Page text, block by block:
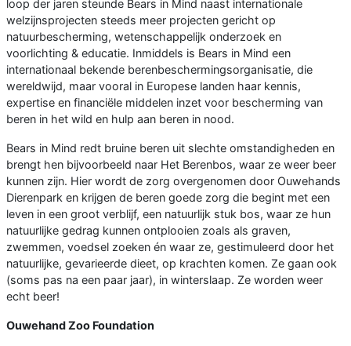
loop der jaren steunde Bears in Mind naast internationale
welzijnsprojecten steeds meer projecten gericht op
natuurbescherming, wetenschappelijk onderzoek en
voorlichting & educatie. Inmiddels is Bears in Mind een
internationaal bekende berenbeschermingsorganisatie, die
wereldwijd, maar vooral in Europese landen haar kennis,
expertise en financiële middelen inzet voor bescherming van
beren in het wild en hulp aan beren in nood.
Bears in Mind redt bruine beren uit slechte omstandigheden en
brengt hen bijvoorbeeld naar Het Berenbos, waar ze weer beer
kunnen zijn. Hier wordt de zorg overgenomen door Ouwehands
Dierenpark en krijgen de beren goede zorg die begint met een
leven in een groot verblijf, een natuurlijk stuk bos, waar ze hun
natuurlijke gedrag kunnen ontplooien zoals als graven,
zwemmen, voedsel zoeken én waar ze, gestimuleerd door het
natuurlijke, gevarieerde dieet, op krachten komen. Ze gaan ook
(soms pas na een paar jaar), in winterslaap. Ze worden weer
echt beer!
Ouwehand Zoo Foundation